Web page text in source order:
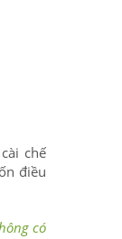
chế
điều
có